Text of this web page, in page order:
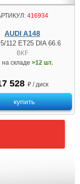
416934
AUDI A148
112 ET25 DIA 66.6
BKF
на складе >12 шт.
528 ₽ / диск
купить